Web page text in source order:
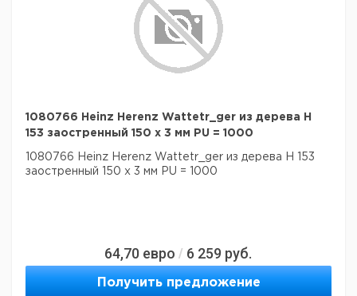
1080766 Heinz Herenz Wattetr_ger из дерева H
153 заостренный 150 x 3 мм PU = 1000
1080766 Heinz Herenz Wattetr_ger из дерева H 153
заостренный 150 x 3 мм PU = 1000
64,70 евро / 6 259 руб.
Получить предложение